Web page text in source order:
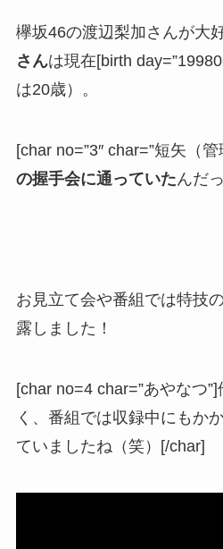
欅坂46の渡辺梨加さんが大
さんは現在[birth
は20歳）。
[char no=”3″ char=”短矢（
の握手会に通っていたんだ
お見立て会や番組では特技
露しました！
[char no=4 char=”あやなつ
く、番組では収録中にもか
ていましたね（笑）[/char]